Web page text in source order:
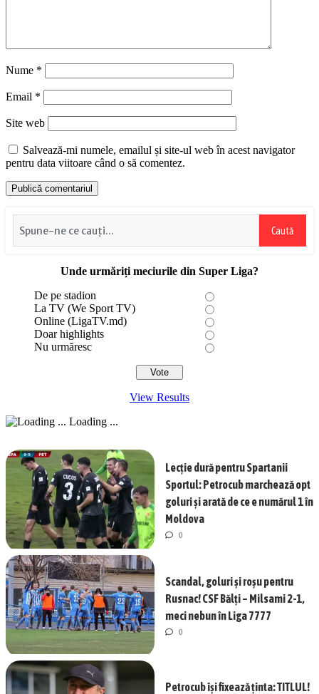
Nume *
Email *
Site web
Salvează-mi numele, emailul și site-ul web în acest navigator
pentru data viitoare când o să comentez.
Caută
Unde urmăriți meciurile din Super Liga?
De pe stadion
La TV (We Sport TV)
Online (LigaTV.md)
Doar highlights
Nu urmăresc
View Results
Loading ...
Lecție dură pentru Spartanii
Sportul: Petrocub marchează opt
goluri și arată de ce e numărul 1 în
Moldova
0
Scandal, goluri și roșu pentru
Rusnac! CSF Bălți – Milsami 2-1,
meci nebun în Liga 7777
0
Petrocub își fixează ținta: TITLUL!